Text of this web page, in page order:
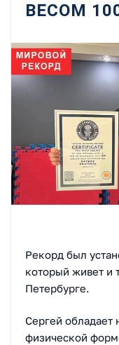
ВЕСОМ
Рекорд был
который живет и
Петербурге.
Сергей обладает
физической